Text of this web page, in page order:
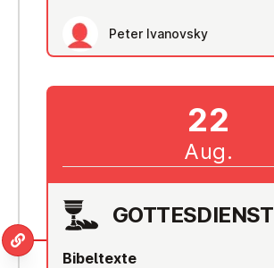
Peter Ivanovsky
GOT­TES­DIENST
Bibeltexte
22
Aug.